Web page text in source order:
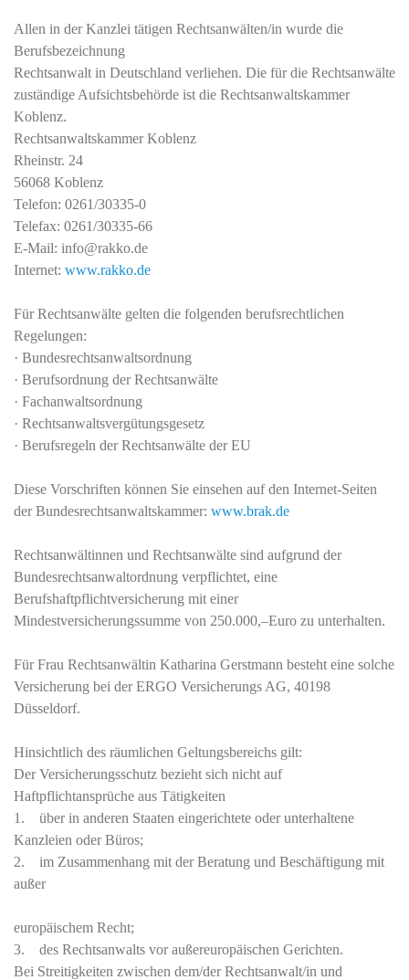
Allen in der Kanzlei tätigen Rechtsanwälten/in wurde die
Berufsbezeichnung
Rechtsanwalt in Deutschland verliehen. Die für die Rechtsanwälte
zuständige Aufsichtsbehörde ist die Rechtsanwaltskammer
Koblenz.
Rechtsanwaltskammer Koblenz
Rheinstr. 24
56068 Koblenz
Telefon: 0261/30335-0
Telefax: 0261/30335-66
E-Mail: info@rakko.de
Internet: www.rakko.de
Für Rechtsanwälte gelten die folgenden berufsrechtlichen
Regelungen:
· Bundesrechtsanwaltsordnung
· Berufsordnung der Rechtsanwälte
· Fachanwaltsordnung
· Rechtsanwaltsvergütungsgesetz
· Berufsregeln der Rechtsanwälte der EU
Diese Vorschriften können Sie einsehen auf den Internet-Seiten
der Bundesrechtsanwaltskammer: www.brak.de
Rechtsanwältinnen und Rechtsanwälte sind aufgrund der
Bundesrechtsanwaltordnung verpflichtet, eine
Berufshaftpflichtversicherung mit einer
Mindestversicherungssumme von 250.000,–Euro zu unterhalten.
Für Frau Rechtsanwältin Katharina Gerstmann besteht eine solche
Versicherung bei der ERGO Versicherungs AG, 40198
Düsseldorf.
Hinsichtlich des räumlichen Geltungsbereichs gilt:
Der Versicherungsschutz bezieht sich nicht auf
Haftpflichtansprüche aus Tätigkeiten
1. über in anderen Staaten eingerichtete oder unterhaltene
Kanzleien oder Büros;
2. im Zusammenhang mit der Beratung und Beschäftigung mit
außer
europäischem Recht;
3. des Rechtsanwalts vor außereuropäischen Gerichten.
Bei Streitigkeiten zwischen dem/der Rechtsanwalt/in und